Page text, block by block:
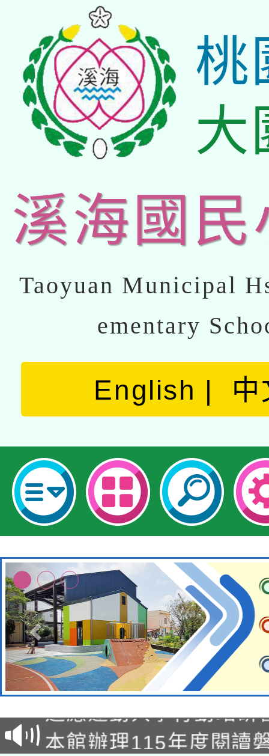
桃
大
溪海國民
Taoyuan Municipal
ementary
English 中
本校115學年度第2次
招)
適應運動共學行動站研
本館辦理115年度閱讀